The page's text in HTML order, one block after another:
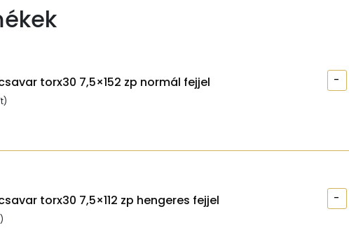
torx30 7,5×152 zp normál fejjel
)
-
torx30 7,5×112 zp hengeres fejjel
)
-